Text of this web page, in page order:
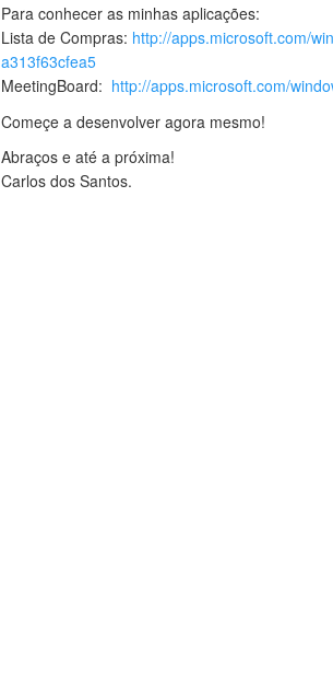
Para conhecer as minhas aplicações:
Lista de Compras: http://apps.microsoft.com/
a313f63cfea5
MeetingBoard: http://apps.microsoft.com/
Começe a desenvolver agora mesmo!
Abraços e até a próxima!
Carlos dos Santos.